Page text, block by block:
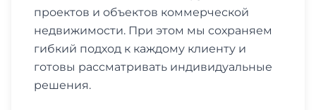
проектов и объектов коммерческой
недвижимости. При этом мы сохраняем
гибкий подход к каждому клиенту и
готовы рассматривать индивидуальные
решения.